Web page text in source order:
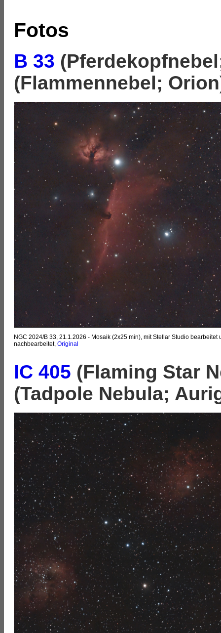
Fotos
B 33
(Flammennebel;
NGC 2024/B 33, 21.1.2026 - Mosaik (2x25 min), mit Stellar Studio bearbeitet
nachbearbeitet, Original
IC 405 (Flaming Star
(Tadpole Nebula;